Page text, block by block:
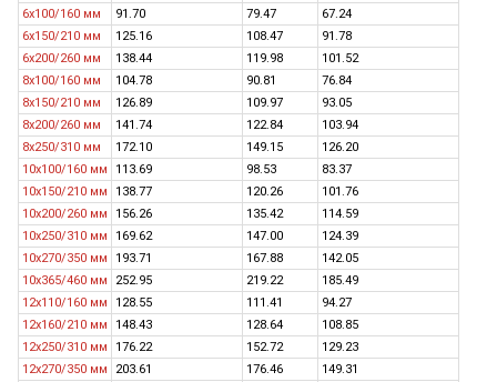
6х100/160 мм
91.70 79.47
67.24
6х150/210 мм
125.16 108.47
91.78
6х200/260 мм
138.44 119.98
101.52
8х100/160 мм
104.78 90.81
76.84
8х150/210 мм
126.89 109.97
93.05
8х200/260 мм
141.74 122.84
103.94
8х250/310 мм
172.10 149.15
126.20
10х100/160 мм
113.69 98.53
83.37
10х150/210 мм
138.77 120.26
101.76
10х200/260 мм
156.26 135.42
114.59
10х250/310 мм
169.62 147.00
124.39
10x270/350 мм
193.71 167.88
142.05
10x365/460 мм
252.95 219.22
185.49
12х110/160 мм
128.55 111.41
94.27
12х160/210 мм
148.43 128.64
108.85
12х250/310 мм
176.22 152.72
129.23
12x270/350 мм
203.61 176.46
149.31